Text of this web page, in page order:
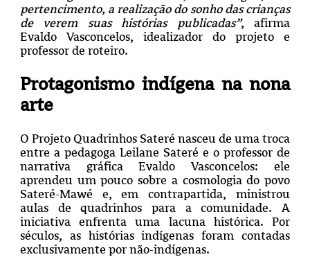
pertencimento, a realização do sonho das crianças
de verem suas histórias publicadas”, afirma
Evaldo Vasconcelos, idealizador do projeto e
professor de roteiro.
Protagonismo indígena na nona
arte
O Projeto Quadrinhos Sateré nasceu de uma troca
entre a pedagoga Leilane Sateré e o professor de
narrativa gráfica Evaldo Vasconcelos: ele
aprendeu um pouco sobre a cosmologia do povo
Sateré-Mawé e, em contrapartida, ministrou
aulas de quadrinhos para a comunidade. A
iniciativa enfrenta uma lacuna histórica. Por
séculos, as histórias indígenas foram contadas
exclusivamente por não-indígenas.